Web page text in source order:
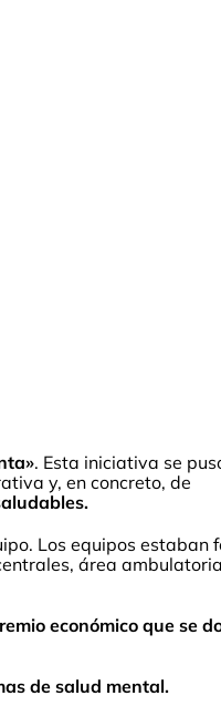
. Esta iniciativa se
y, en concreto, de
Los equipos estaban
área
económico que se
de salud mental.